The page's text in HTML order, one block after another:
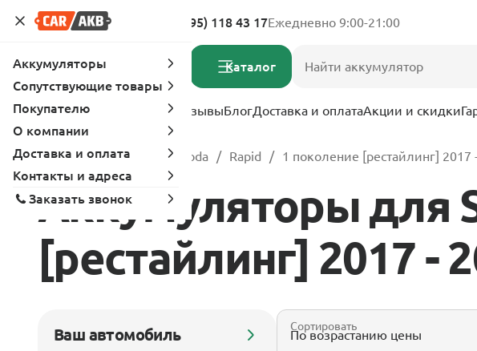
Адреса магазинов 8 (495) 118 43 17Ежедневно 9:00-21:00
Каталог
Услуги Вопрос-ответ ОтзывыБлогДоставка и оплатаАкции и скидки
Главная Каталог Skoda Rapid 1 поколение [рестайлинг] 2017
Аккумуляторы для
[рестайлинг] 2017 -
Ваш автомобиль Сортировать
Аккумуляторы
Сопутствующие товары
Покупателю
О компании
Доставка и оплата
Контакты и адреса
Заказать звонок